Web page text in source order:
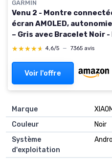
GARMIN
Venu 2 - Montre
écran AMOLED,
– Gris avec Bracelet Noir
Élégant Noir
★★★★★
★★★★★ 4,6/5 — 7365 avis
Voir l'offre
Marque
Couleur
‎Noir
Système
d'exploitation